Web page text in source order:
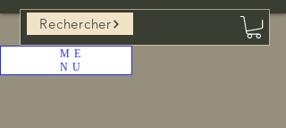
ME
NU
Rechercher